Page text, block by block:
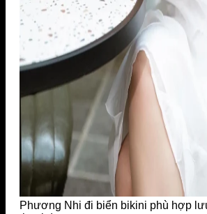
Phương Nhi đi biển bikini phù hợp